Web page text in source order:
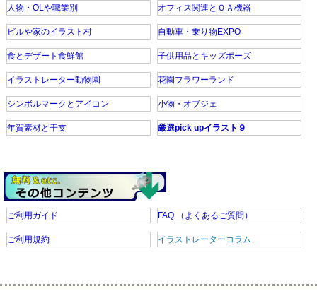
人物・OLや職業別 オフィス関連とＯＡ機器
ビルや家のイラスト村 自動車・乗り物EXPO
食とデザート食鮮館 子供用品とキッズポーズ
イラストレーター動物園 花園フラワーランド
シンボルマークとアイコン 小物・オブジェ
年賀素材と干支 厳選pick upイラスト９
ご利用ガイド FAQ（よくあるご質問）
ご利用規約 イラストレーターコラム